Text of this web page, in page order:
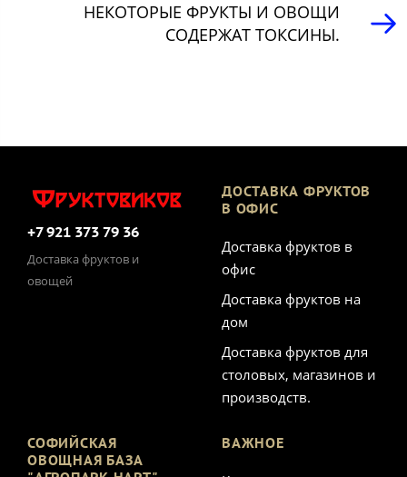
НЕКОТОРЫЕ ФРУКТЫ И ОВОЩИ
СОДЕРЖАТ ТОКСИНЫ.
+7 921 373 79 36
Доставка фруктов и
овощей
ДОСТАВКА ФРУКТОВ
В ОФИС
Доставка фруктов в
офис
Доставка фруктов на
дом
Доставка фруктов для
столовых, магазинов и
производств.
СОФИЙСКАЯ
ОВОЩНАЯ БАЗА
ВАЖНОЕ